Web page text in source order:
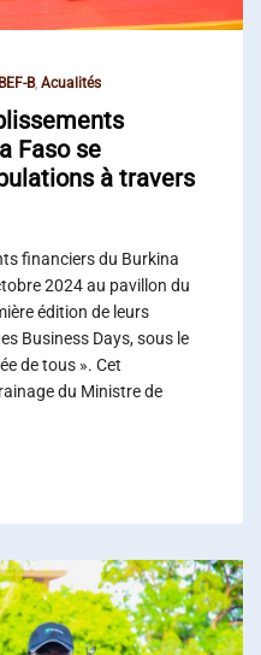
B, Acualités
Faso se
à travers
financiers du Burkina
2024 au pavillon du
édition de leurs
Business Days, sous le
de tous ». Cet
du Ministre de